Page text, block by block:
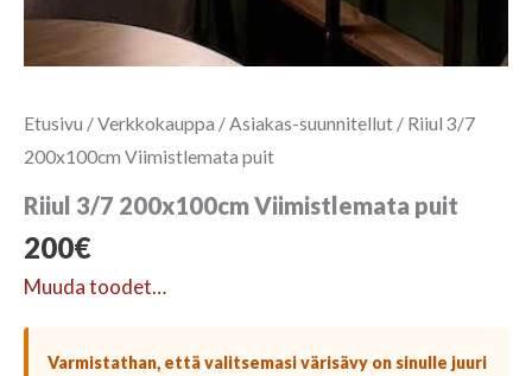
Etusivu /Verkkokauppa / Asiakas-suunnitellut / Riiul 3/7
200x100cm Viimistlemata puit
Riiul 3/7 200x100cm Viimistlemata puit
200€
Muuda toodet…
Varmistathan, että valitsemasi värisävy on sinulle juuri